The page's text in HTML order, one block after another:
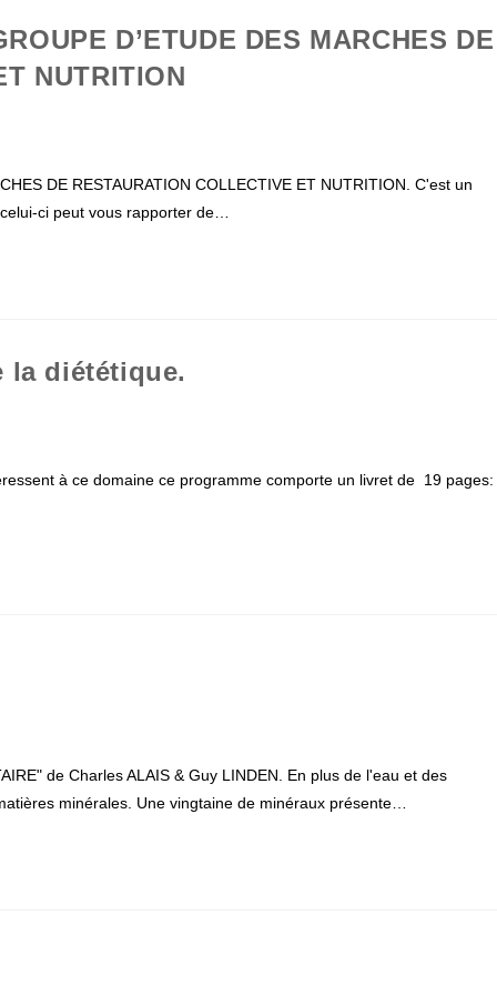
D’ETUDE DES MARCHES DE
NUTRITION
DE RESTAURATION COLLECTIVE ET NUTRITION. C'est un
ci peut vous rapporter de…
la diététique.
à ce domaine ce programme comporte un livret de 19 pages:
de Charles ALAIS & Guy LINDEN. En plus de l'eau et des
minérales. Une vingtaine de minéraux présente…